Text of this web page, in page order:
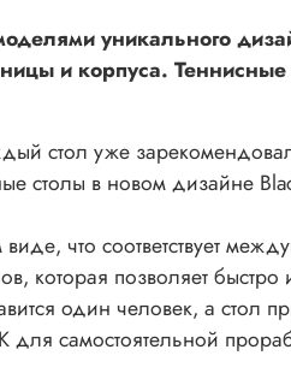
уникального
и корпуса.
стол уже
столы в новом дизайне
что соответствует
которая позволяет
один человек, а стол
самостоятельной